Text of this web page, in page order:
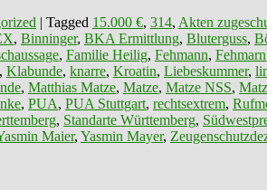
| Tagged 15.000 €, 314, Akten
, Binninger, BKA Ermittlung, Bluterguss,
, Familie Heilig, Fehmann, Fehmarn
, Klabunde, knarre, Kroatin, Liebeskummer,
, Matthias Matze, Matze, Matze NSS,
, PUA, PUA Stuttgart, rechtsextrem,
, Standarte Württemberg,
Maier, Yasmin Mayer,